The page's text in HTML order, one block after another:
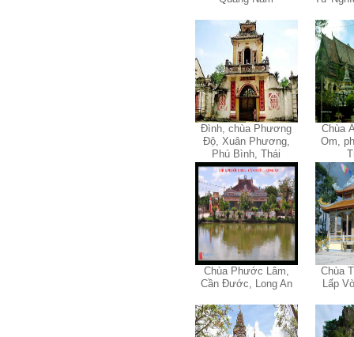
Đình, chùa Phương
Độ, Xuân Phương,
Phú Bình, Thái
Nguyên
Chùa
Om,
Chùa Phước Lâm,
Cần Đước, Long An
Chùa
Lấp